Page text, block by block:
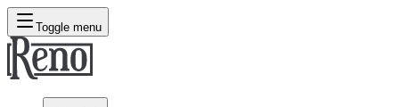
Toggle menu